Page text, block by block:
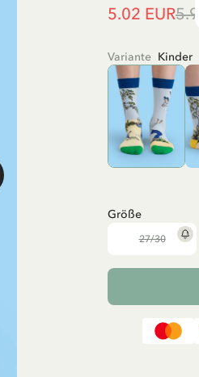
5.02 EUR
Variante Kinder
Größe
27/30